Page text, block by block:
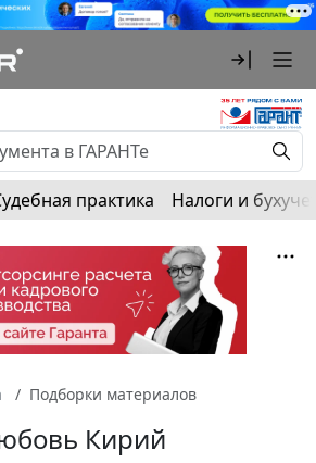
практика Налоги и
Подборки материалов
Кирий